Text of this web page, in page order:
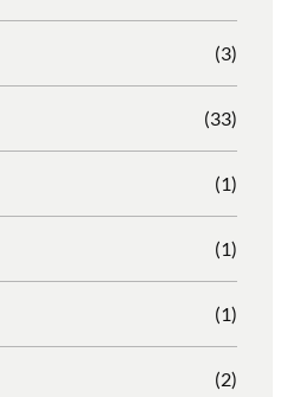
(3)
(33)
(1)
(1)
(1)
(2)